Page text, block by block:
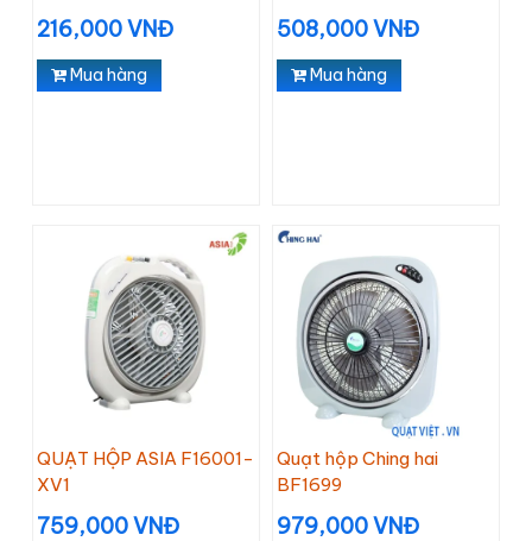
216,000 VNĐ
Mua hàng
508,000 VNĐ
Mua hàng
QUẠT HỘP ASIA F16001-
XV1
759,000 VNĐ
Quạt hộp Ching hai
BF1699
979,000 VNĐ